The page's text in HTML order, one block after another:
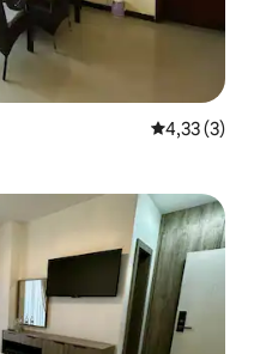
4,33 de
4,33 (3)